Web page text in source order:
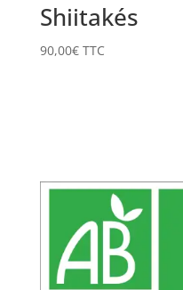
Shiitakés
90,00€ TTC